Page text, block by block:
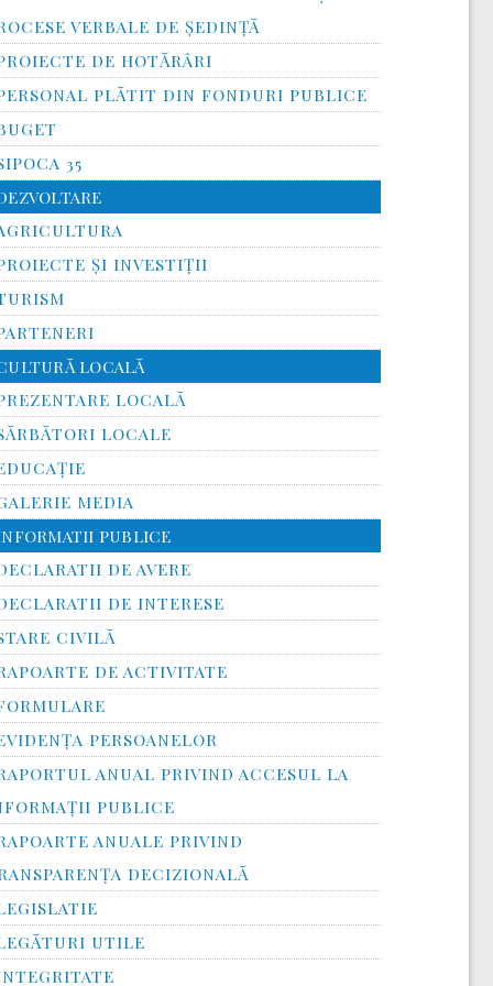
VERBALE DE ȘEDINȚĂ
DE HOTĂRÂRI
PLĂTIT DIN FONDURI PUBLICE
35
ȘI INVESTIȚII
LOCALĂ
LOCALĂ
LOCALE
MEDIA
PUBLICE
DE AVERE
DE INTERESE
CIVILĂ
DE ACTIVITATE
PERSOANELOR
ANUAL PRIVIND ACCESUL LA
PUBLICE
ANUALE PRIVIND
DECIZIONALĂ
UTILE